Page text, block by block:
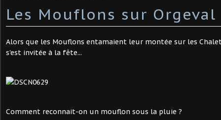
Les Mouflons sur Orgeval
Alors que les Mouflons entamaient leur montée sur les
s'est invitée à la fête...
Comment reconnait-on un mouflon sous la pluie ?